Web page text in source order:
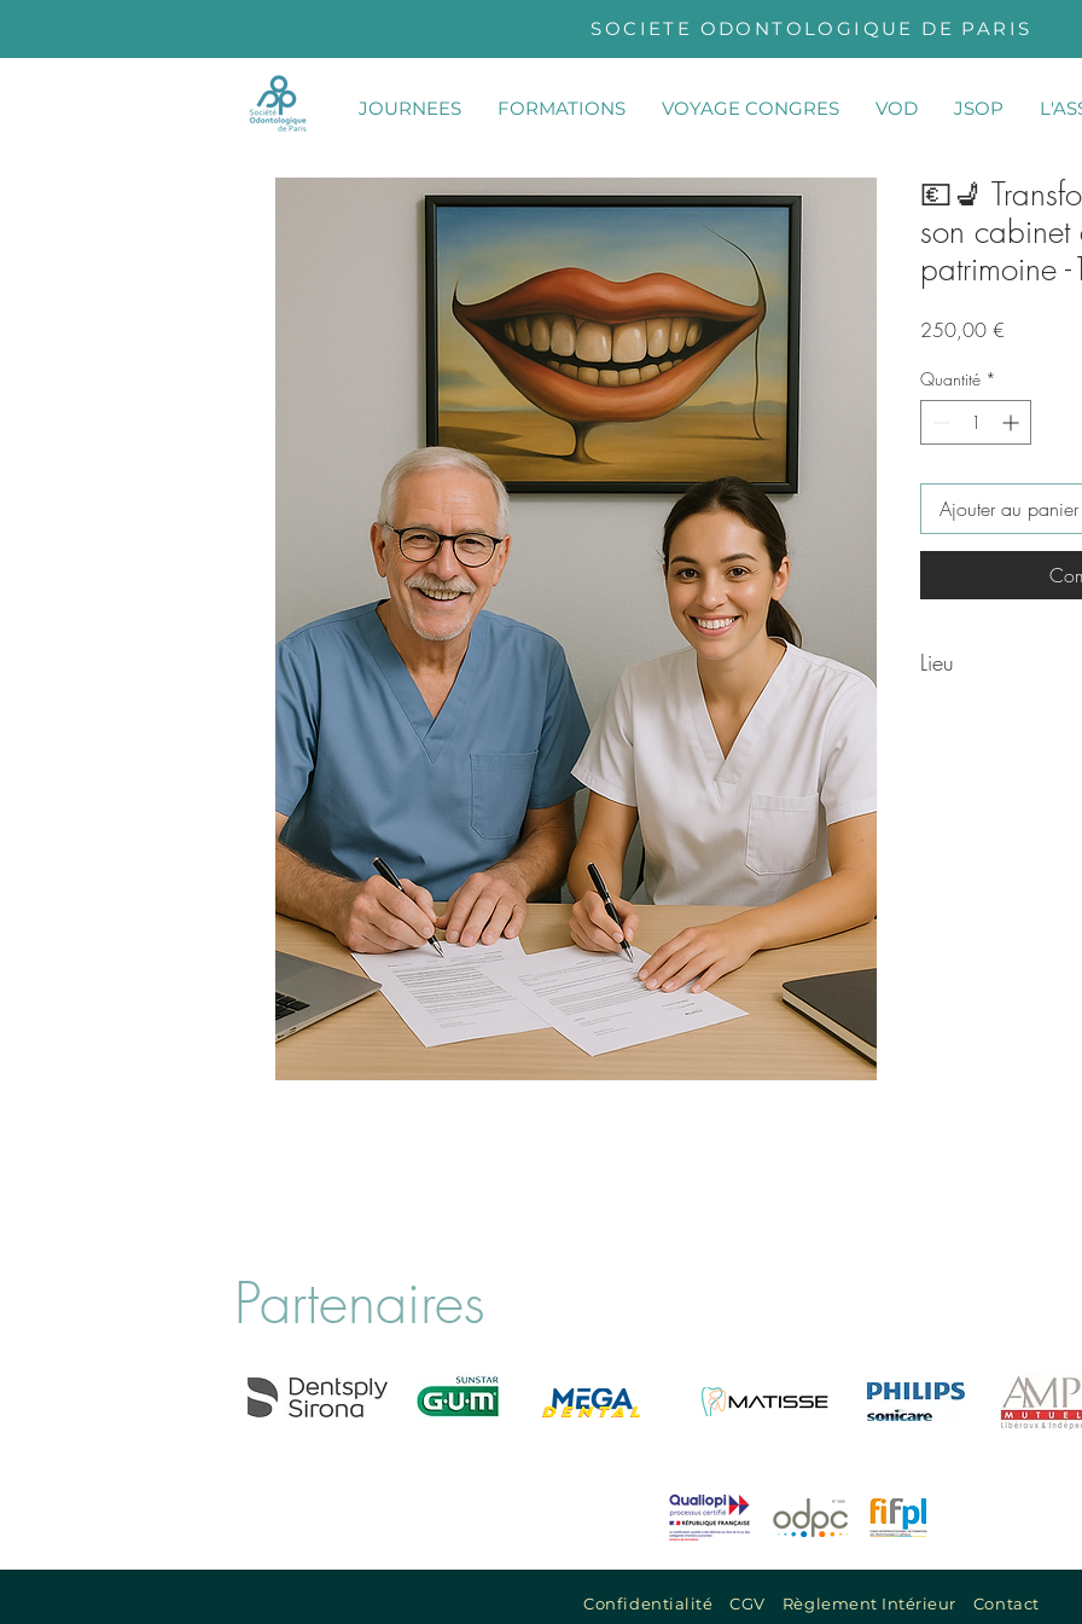
SOCIETE ODONTOLOGIQUE DE PARIS
JOURNEES FORMATIONS VOYAGE CONGRES VOD JSOP
💶​💺​
son cabinet
250,00 €
Quantité *
Ajouter au panier
Lieu
Partenaires
Confidentialité CGV Règlement Intérieur Contact